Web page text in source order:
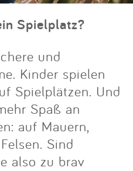
Spielplatz?
und
Kinder spielen
Spielplätzen. Und
Spaß an
auf Mauern,
Sind
also zu brav